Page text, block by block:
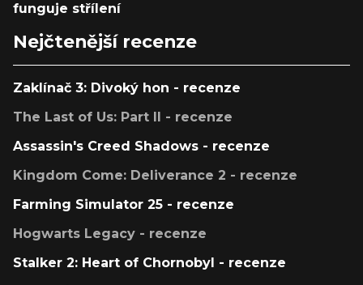
funguje střílení
Nejčtenější recenze
Zaklínač 3: Divoký hon - recenze
The Last of Us: Part II - recenze
Assassin's Creed Shadows - recenze
Kingdom Come: Deliverance 2 - recenze
Farming Simulator 25 - recenze
Hogwarts Legacy - recenze
Stalker 2: Heart of Chornobyl - recenze